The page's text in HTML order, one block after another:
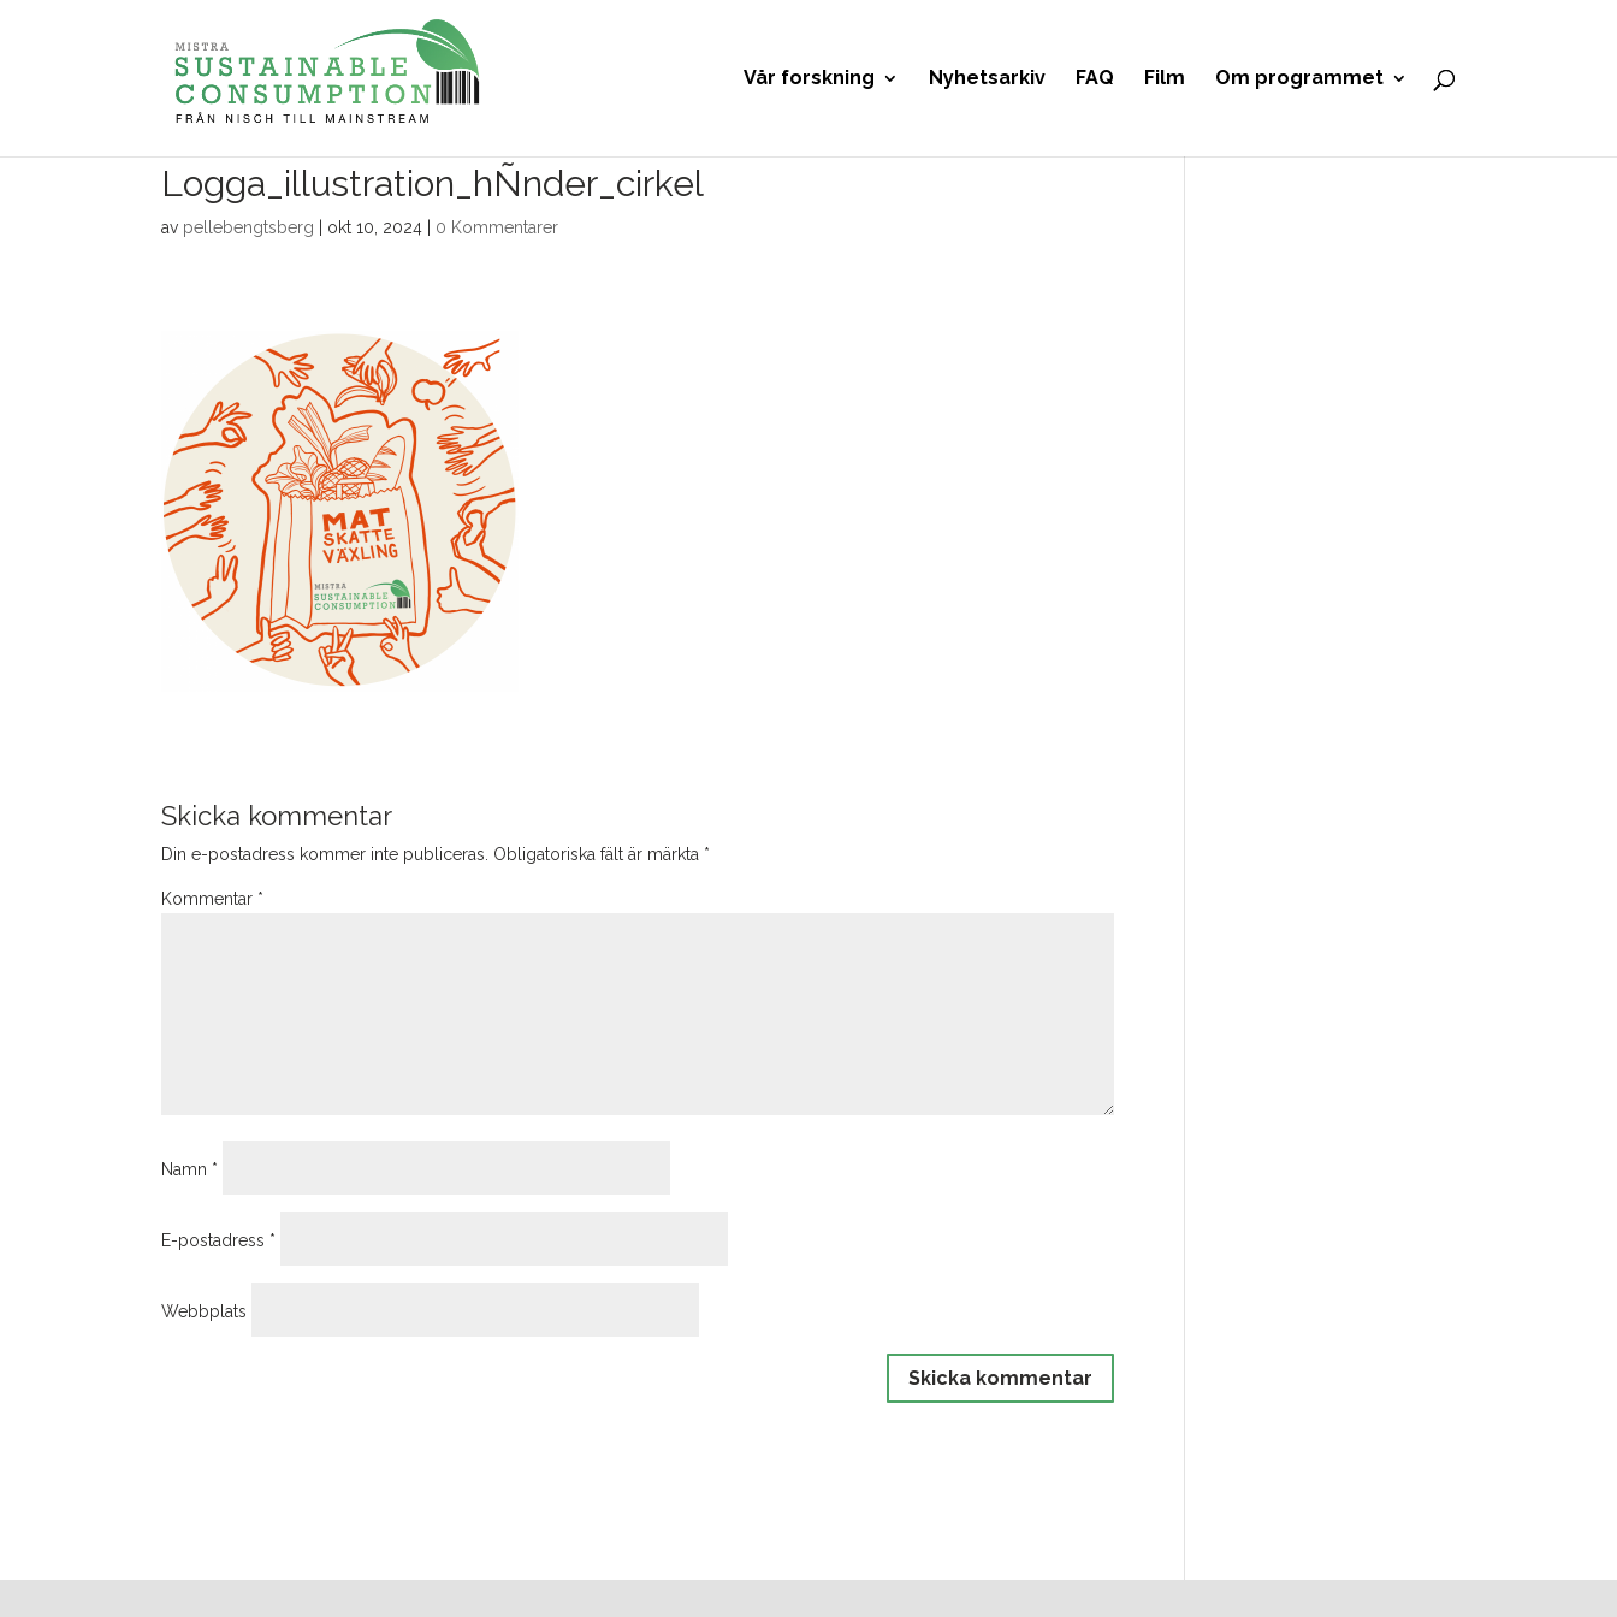
Vår forskning Nyhetsarkiv FAQ Film Om programmet
Logga_illustration_hÑnder_cirkel
av pellebengtsberg okt 10, 2024 0 Kommentarer
Skicka kommentar
Din e-postadress kommer inte publiceras. Obligatoriska fält är märkta *
Kommentar *
Namn *
E-postadress *
Webbplats